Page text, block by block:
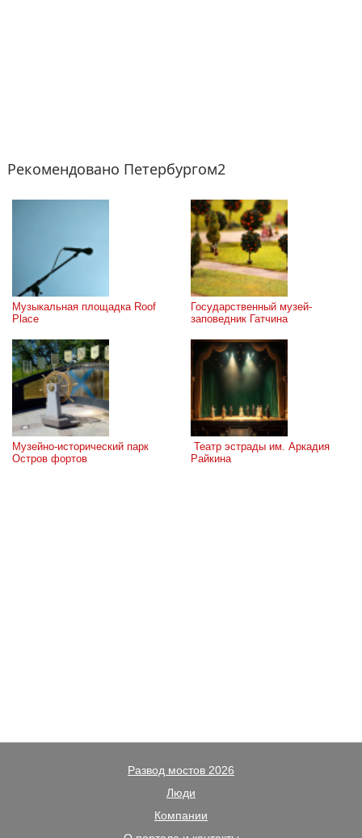
Рекомендовано Петербургом2
Музыкальная площадка Roof
Place
Государственный музей-
заповедник Гатчина
Музейно-исторический парк
Остров фортов
Райкина
Развод мостов 2026
Люди
Компании